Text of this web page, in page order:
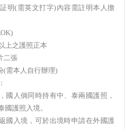
明(需英文打字)內容需註明本人擔
上之護照正本
二張
(需本人自行辦理)
人倘同時持有中、泰兩國護照，
國護照入境。
國入境，可於出境時申請在外國護